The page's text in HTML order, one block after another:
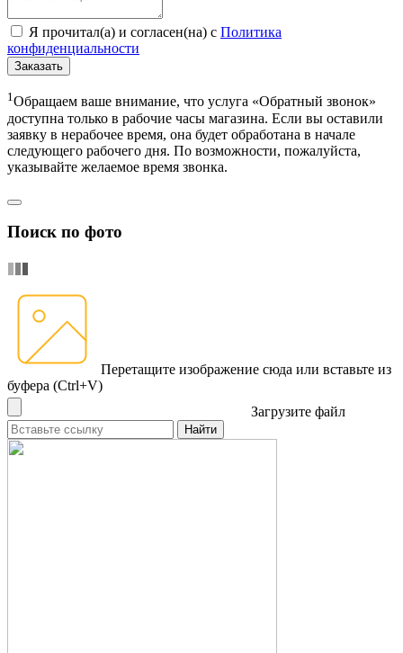
Я прочитал(а) и согласен(на) с Политика
конфиденциальности
Заказать
1Обращаем ваше внимание, что услуга «Обратный звонок»
доступна только в рабочие часы магазина. Если вы оставили
заявку в нерабочее время, она будет обработана в начале
следующего рабочего дня. По возможности, пожалуйста,
указывайте желаемое время звонка.
Поиск по фото
Перетащите изображение сюда или вставьте из
буфера (Ctrl+V)
Загрузите файл
Найти